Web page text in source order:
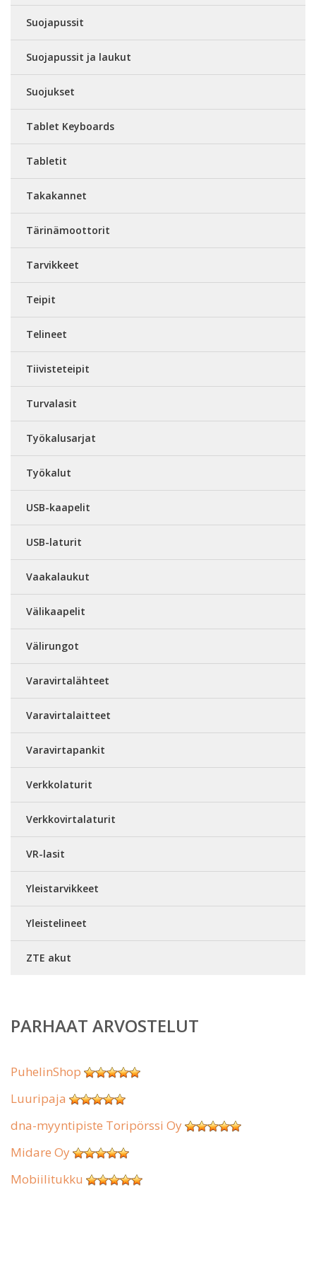
Suojapussit
Suojapussit ja laukut
Suojukset
Tablet Keyboards
Tabletit
Takakannet
Tärinämoottorit
Tarvikkeet
Teipit
Telineet
Tiivisteteipit
Turvalasit
Työkalusarjat
Työkalut
USB-kaapelit
USB-laturit
Vaakalaukut
Välikaapelit
Välirungot
Varavirtalähteet
Varavirtalaitteet
Varavirtapankit
Verkkolaturit
Verkkovirtalaturit
VR-lasit
Yleistarvikkeet
Yleistelineet
ZTE akut
PARHAAT ARVOSTELUT
PuhelinShop
Luuripaja
dna-myyntipiste Toripörssi Oy
Midare Oy
Mobiilitukku